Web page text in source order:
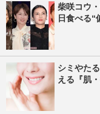
柴咲コウ
日食べる“
シミやた
える『肌